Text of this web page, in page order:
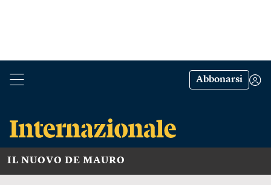
Abbonarsi
IL NUOVO DE MAURO